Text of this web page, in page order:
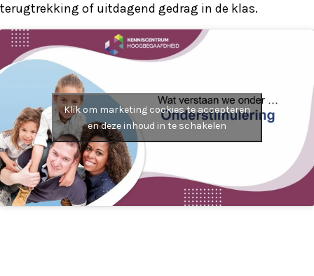
terugtrekking of uitdagend gedrag in de klas.
Klik om marketing cookies te accepteren
en deze inhoud in te schakelen